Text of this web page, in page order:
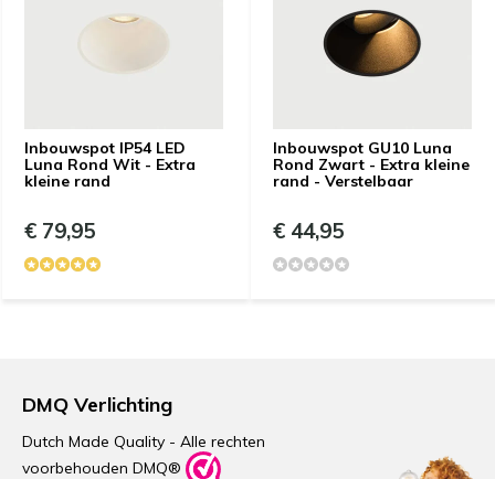
Inbouwspot IP54 LED
Luna Rond Wit - Extra
kleine rand
€ 79,95
Inbouwspot GU10 Luna
Rond Zwart - Extra kleine
rand - Verstelbaar
€ 44,95
DMQ Verlichting
Dutch Made Quality - Alle rechten
voorbehouden DMQ®